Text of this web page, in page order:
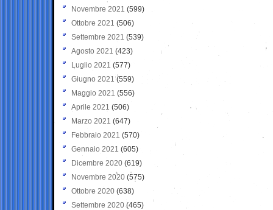
Novembre 2021 (599)
Ottobre 2021 (506)
Settembre 2021 (539)
Agosto 2021 (423)
Luglio 2021 (577)
Giugno 2021(559)
Maggio 2021 (556)
Aprile 2021 (506)
Marzo 2021 (647)
Febbraio 2021 (570)
Gennaio 2021 (605)
Dicembre 2020 (619)
Novembre 2020 (575)
Ottobre 2020 (638)
Settembre 2020(465)